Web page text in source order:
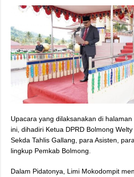
Upacara yang dilaksanakan di
ini, dihadiri Ketua DPRD Bolmong
Sekda Tahlis Gallang, para Asisten,
lingkup Pemkab Bolmong.
Dalam Pidatonya, Limi Mokodompit